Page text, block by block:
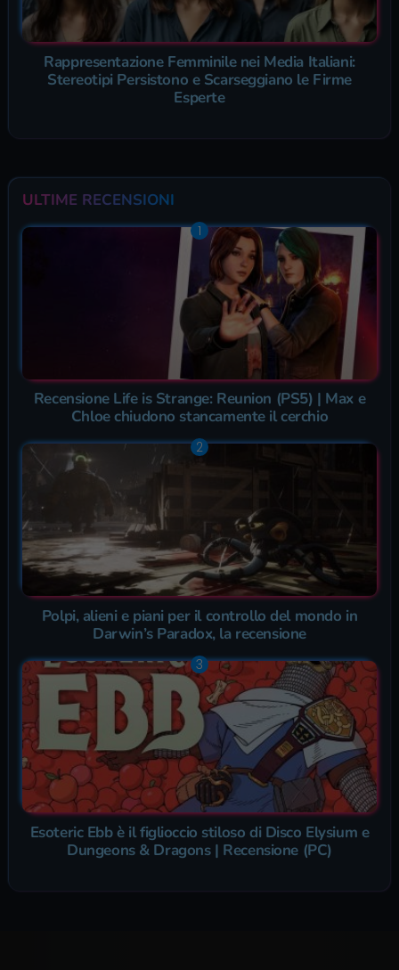
Rappresentazione Femminile nei Media Italiani:
Stereotipi Persistono e Scarseggiano le Firme
Esperte
ULTIME RECENSIONI
Recensione Life is Strange: Reunion (PS5) | Max e
Chloe chiudono stancamente il cerchio
Polpi, alieni e piani per il controllo del mondo in
Darwin’s Paradox, la recensione
Esoteric Ebb è il figlioccio stiloso di Disco Elysium e
Dungeons & Dragons | Recensione (PC)